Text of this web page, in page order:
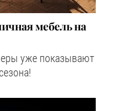
мебель на
уже показывают